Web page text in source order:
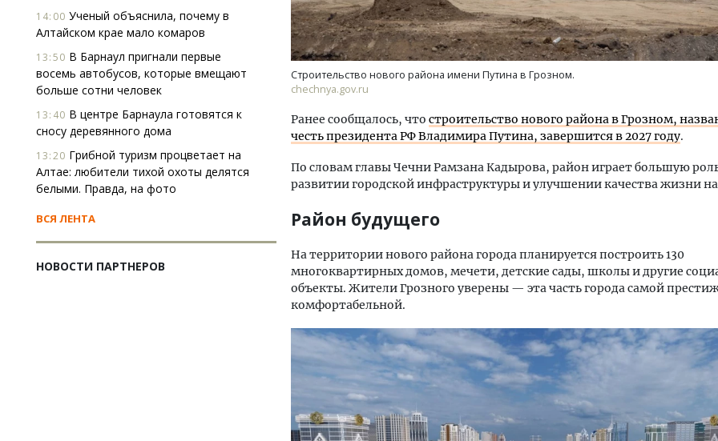
14:00 Ученый объяснила, почему в
Алтайском крае мало комаров
13:50 В Барнаул пригнали первые
восемь автобусов, которые вмещают
больше сотни человек
13:40 В центре Барнаула готовятся к
сносу деревянного дома
13:20 Грибной туризм процветает на
Алтае: любители тихой охоты делятся
белыми. Правда, на фото
ВСЯ ЛЕНТА
НОВОСТИ ПАРТНЕРОВ
Строительство нового района имени Путина в Грозном.
chechnya.gov.ru
Ранее сообщалось, что строительство нового района в Грозном,
честь президента РФ Владимира Путина, завершится в 2027 году.
По словам главы Чечни Рамзана Кадырова, район играет большую
развитии городской инфраструктуры и улучшении качества жизни
Район будущего
На территории нового района города планируется построить 130
многоквартирных домов, мечети, детские сады, школы и другие
объекты. Жители Грозного уверены — эта часть города самой
комфортабельной.